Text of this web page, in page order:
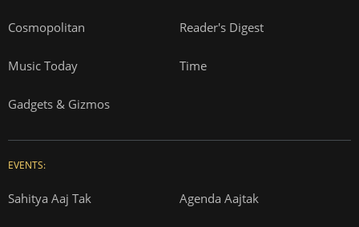
Cosmopolitan Reader's Digest
Music Today Time
Gadgets & Gizmos
EVENTS:
Sahitya Aaj Tak Agenda Aajtak